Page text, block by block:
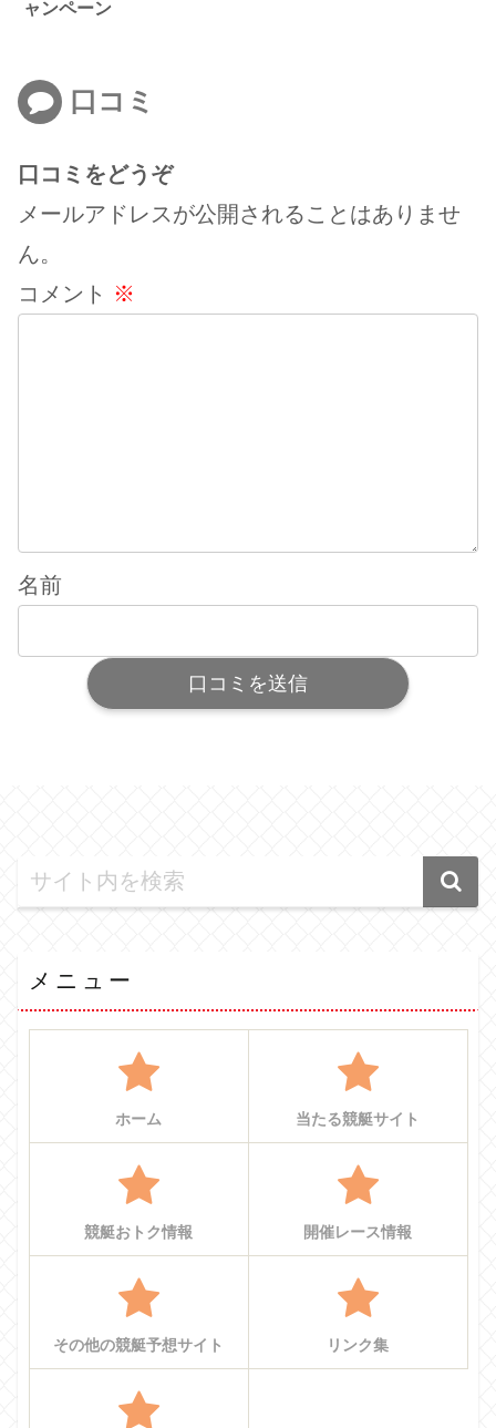
ャンペーン
口コミ
口コミをどうぞ
メールアドレスが公開されることはありませ
ん。
コメント ※
名前
メニュー
ホーム 当たる競艇サイト
競艇おトク情報 開催レース情報
その他の競艇予想サイト リンク集